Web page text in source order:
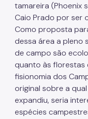
tamareira (Phoenix
Caio Prado por ser
Como proposta
dessa área a pleno
de campo são
quanto às florestas
fisionomia dos
original sobre a
expandiu, seria
espécies